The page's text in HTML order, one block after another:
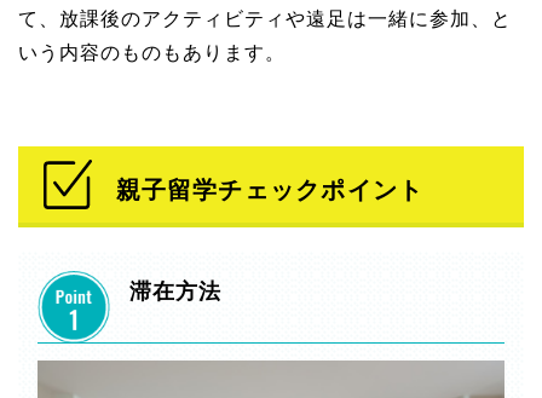
て、放課後のアクティビティや遠足は一緒に参加、と
いう内容のものもあります。
親子留学チェックポイント
滞在方法